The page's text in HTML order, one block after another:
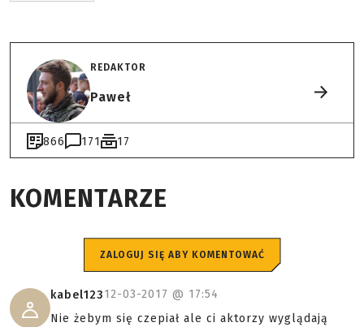
REDAKTOR
Paweł
866 171 17
KOMENTARZE
ZALOGUJ SIĘ ABY KOMENTOWAĆ
kabel12312-03-2017 @ 17:54
Nie żebym się czepiał ale ci aktorzy wyglądają